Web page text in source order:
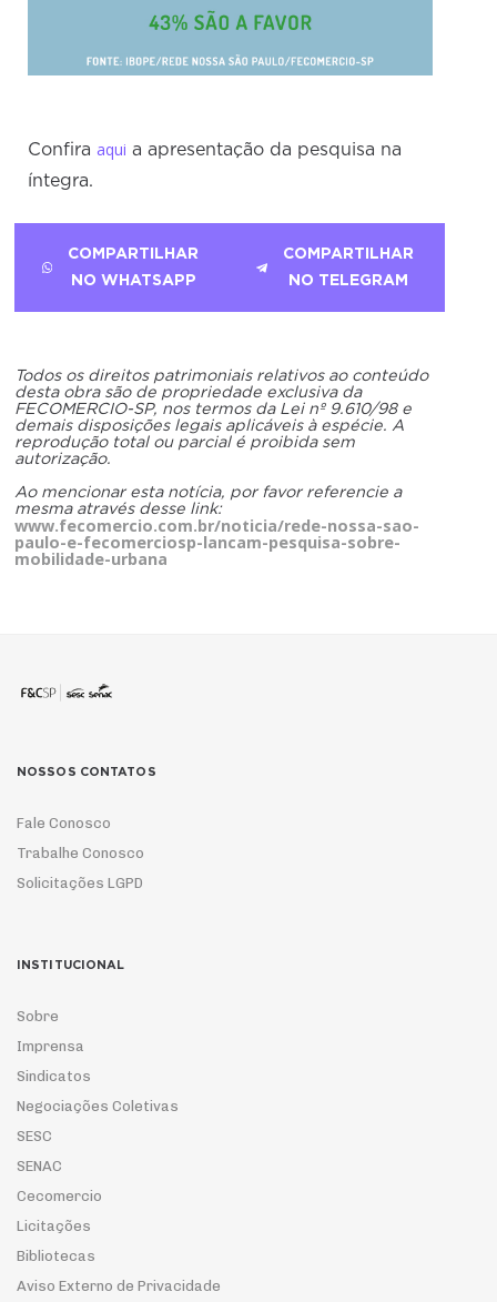
Confira aqui a apresentação da pesquisa na
íntegra.
COMPARTILHAR
NO WHATSAPP
COMPARTILHAR
NO TELEGRAM
Todos os direitos patrimoniais relativos ao conteúdo
desta obra são de propriedade exclusiva da
FECOMERCIO-SP, nos termos da Lei nº 9.610/98 e
demais disposições legais aplicáveis à espécie. A
reprodução total ou parcial é proibida sem
autorização.
Ao mencionar esta notícia, por favor referencie a
mesma através desse link:
www.fecomercio.com.br/noticia/rede-nossa-sao-
paulo-e-fecomerciosp-lancam-pesquisa-sobre-
mobilidade-urbana
NOSSOS CONTATOS
Fale Conosco
Trabalhe Conosco
Solicitações LGPD
INSTITUCIONAL
Sobre
Imprensa
Sindicatos
Negociações Coletivas
SESC
SENAC
Cecomercio
Licitações
Bibliotecas
Aviso Externo de Privacidade